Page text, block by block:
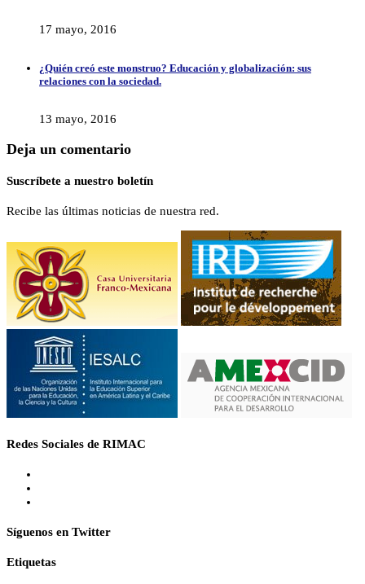
17 mayo, 2016
¿Quién creó este monstruo? Educación y globalización: sus
relaciones con la sociedad.
13 mayo, 2016
Deja un comentario
Suscríbete a nuestro boletín
Recibe las últimas noticias de nuestra red.
Redes Sociales de RIMAC
Síguenos en Twitter
Etiquetas